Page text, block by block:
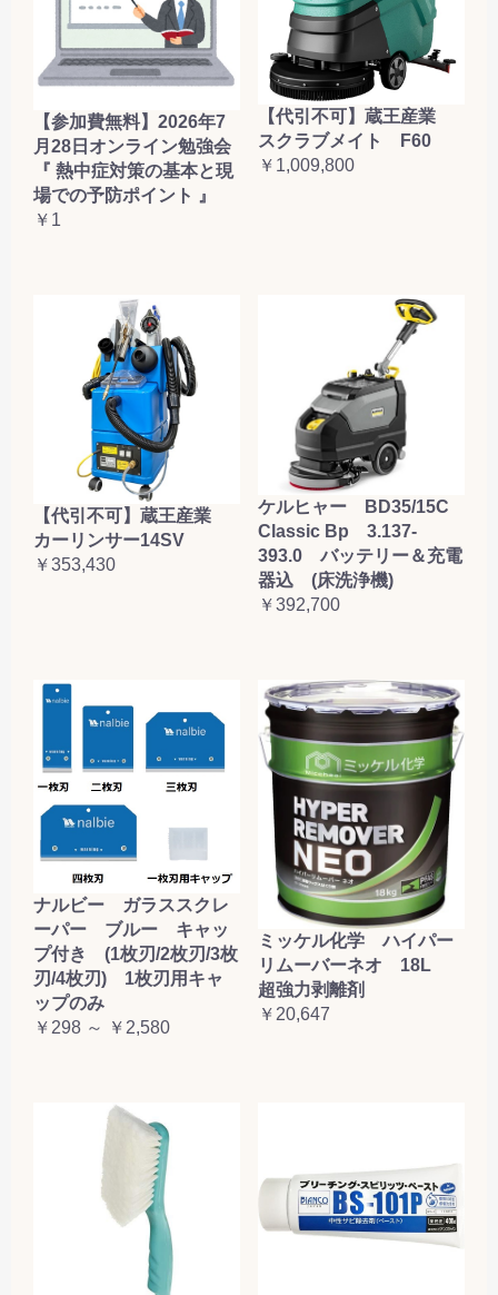
【参加費無料】2026年7
月28日オンライン勉強会
『 熱中症対策の基本と現
場での予防ポイント 』
￥1
【代引不可】蔵王産業
スクラブメイト F60
￥1,009,800
【代引不可】蔵王産業
カーリンサー14SV
￥353,430
ケルヒャー BD35/15C
Classic Bp 3.137-
393.0 バッテリー＆充電
器込 (床洗浄機)
￥392,700
ナルビー ガラススクレ
ーパー ブルー キャッ
プ付き (1枚刃/2枚刃/3枚
刃/4枚刃) 1枚刃用キャ
ップのみ
￥298 ～ ￥2,580
ミッケル化学 ハイパー
リムーバーネオ 18L
超強力剥離剤
￥20,647